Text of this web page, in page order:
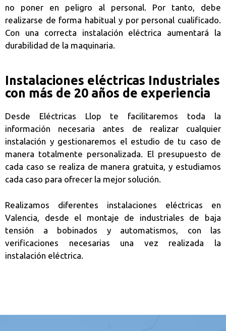
no poner en peligro al personal. Por tanto, debe
realizarse de forma habitual y por personal cualificado.
Con una correcta instalación eléctrica aumentará la
durabilidad de la maquinaria.
Instalaciones eléctricas Industriales
con más de 20 años de experiencia
Desde Eléctricas Llop te facilitaremos toda la
información necesaria antes de realizar cualquier
instalación y gestionaremos el estudio de tu caso de
manera totalmente personalizada. El presupuesto de
cada caso se realiza de manera gratuita, y estudiamos
cada caso para ofrecer la mejor solución.
Realizamos diferentes instalaciones eléctricas en
Valencia, desde el montaje de industriales de baja
tensión a bobinados y automatismos, con las
verificaciones necesarias una vez realizada la
instalación eléctrica.